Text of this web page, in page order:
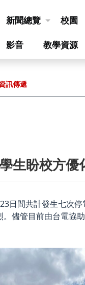
新聞總覽 校園
影音 教學資源
訊傳遞
生盼校方優
日間共計發生七次
。儘管目前由台電協